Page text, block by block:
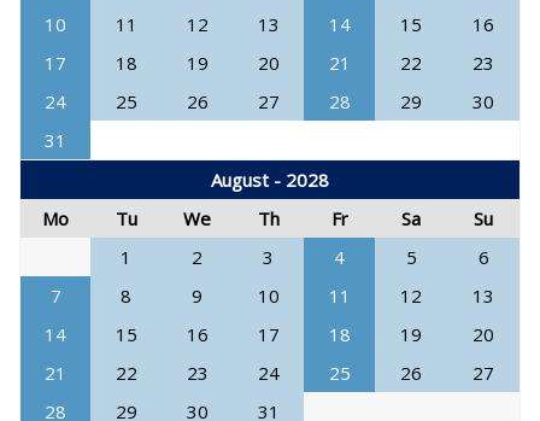
10
11 12 13 14 15
16
17
18 19 20 21 22
23
24
25 26 27 28 29
30
31
August - 2028
Mo
Tu We Th Fr Sa
Su
1
2 3 4 5
6
7
8 9 10 11 12
13
14
15 16 17 18 19
20
21
22 23 24 25 26
27
28
29 30 31